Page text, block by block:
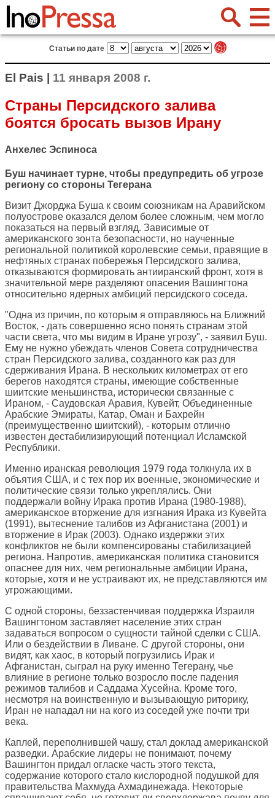
Статьи по дате
El Pais | 11 января 2008 г.
Страны Персидского залива
боятся бросать вызов Ирану
Анхелес Эспиноса
Буш начинает турне, чтобы предупредить об угрозе
региону со стороны Тегерана
Визит Джорджа Буша к своим союзникам на Аравийском
полуострове оказался делом более сложным, чем могло
показаться на первый взгляд. Зависимые от
американского зонта безопасности, но наученные
региональной политикой королевские семьи, правящие в
нефтяных странах побережья Персидского залива,
отказываются формировать антииранский фронт, хотя в
значительной мере разделяют опасения Вашингтона
относительно ядерных амбиций персидского соседа.
"Одна из причин, по которым я отправляюсь на Ближний
Восток, - дать совершенно ясно понять странам этой
части света, что мы видим в Иране угрозу", - заявил Буш.
Ему не нужно убеждать членов Совета сотрудничества
стран Персидского залива, созданного как раз для
сдерживания Ирана. В нескольких километрах от его
берегов находятся страны, имеющие собственные
шиитские меньшинства, исторически связанные с
Ираном, - Саудовская Аравия, Кувейт, Объединенные
Арабские Эмираты, Катар, Оман и Бахрейн
(преимущественно шиитский), - которым отлично
известен дестабилизирующий потенциал Исламской
Республики.
Именно иранская революция 1979 года толкнула их в
объятия США, и с тех пор их военные, экономические и
политические связи только укреплялись. Они
поддержали войну Ирака против Ирана (1980-1988),
американское вторжение для изгнания Ирака из Кувейта
(1991), вытеснение талибов из Афганистана (2001) и
вторжение в Ирак (2003). Однако издержки этих
конфликтов не были компенсированы стабилизацией
региона. Напротив, американская политика становится
опаснее для них, чем региональные амбиции Ирана,
которые, хотя и не устраивают их, не представляются им
угрожающими.
С одной стороны, беззастенчивая поддержка Израиля
Вашингтоном заставляет население этих стран
задаваться вопросом о сущности тайной сделки с США.
Или о бездействии в Ливане. С другой стороны, они
видят, как хаос, в который погрузились Ирак и
Афганистан, сыграл на руку именно Тегерану, чье
влияние в регионе только возросло после падения
режимов талибов и Саддама Хусейна. Кроме того,
несмотря на воинственную и вызывающую риторику,
Иран не нападал ни на кого из соседей уже почти три
века.
Каплей, переполнившей чашу, стал доклад американской
разведки. Арабские лидеры не понимают, почему
Вашингтон придал огласке часть этого текста,
содержание которого стало кислородной подушкой для
правительства Махмуда Ахмадинежада. Некоторые